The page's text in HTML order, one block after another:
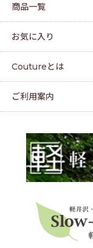
商品一覧
お気に入り
Coutureとは
ご利用案内